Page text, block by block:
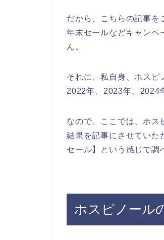
だから、こちらの記事を
年末セールなどキャンペ
ん。
それに、私自身、ホスピ
2022年、2023年、2024
なので、ここでは、ホス
結果を記事にさせていた
セール】という感じで調
ホスピノール